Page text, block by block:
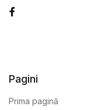
Pagini
Prima pagină